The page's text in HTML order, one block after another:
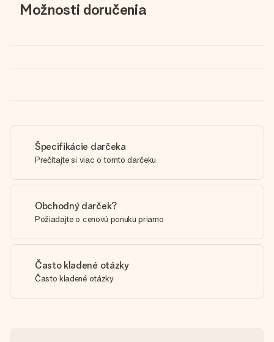
Možnosti doručenia
Špecifikácie darčeka
Prečítajte si viac o tomto darčeku
Obchodný darček?
Požiadajte o cenovú ponuku priamo
Často kladené otázky
Často kladené otázky